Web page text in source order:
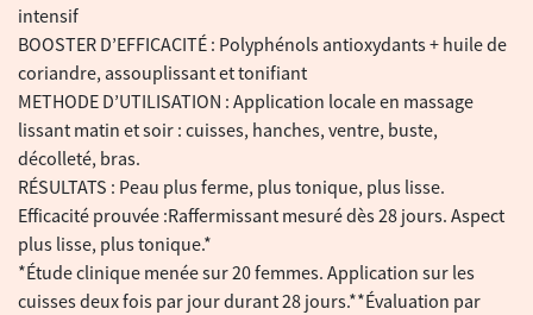
intensif
BOOSTER D’EFFICACITÉ : Polyphénols antioxydants + huile de
coriandre, assouplissant et tonifiant
METHODE D’UTILISATION : Application locale en massage
lissant matin et soir : cuisses, hanches, ventre, buste,
décolleté, bras.
RÉSULTATS : Peau plus ferme, plus tonique, plus lisse.
Efficacité prouvée :Raffermissant mesuré dès 28 jours. Aspect
plus lisse, plus tonique.*
*Étude clinique menée sur 20 femmes. Application sur les
cuisses deux fois par jour durant 28 jours.**Évaluation par